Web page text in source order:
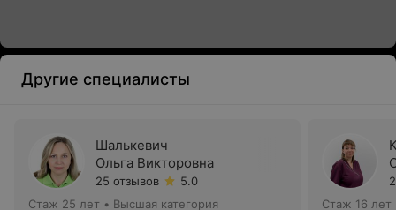
Другие специалисты
Шалькевич
Ольга Викторовна
25 отзывов
5.0
Стаж 25 лет • Высшая категория
Стаж 16 лет